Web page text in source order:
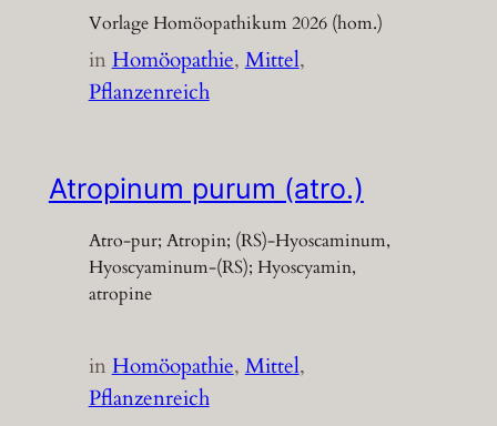
Vorlage Homöopathikum 2026 (hom.)
inHomöopathie, Mittel
Pflanzenreich
Atropinum purum (atro.)
Atro-pur; Atropin; (RS)-Hyoscaminum,
Hyoscyaminum-(RS); Hyoscyamin,
atropine
inHomöopathie, Mittel
Pflanzenreich